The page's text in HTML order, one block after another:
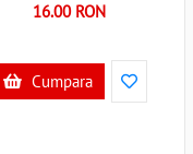
16.00 RON
Cumpara